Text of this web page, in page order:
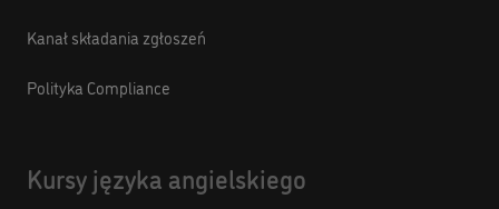
Kanał składania zgłoszeń
Polityka Compliance
Kursy języka angielskiego